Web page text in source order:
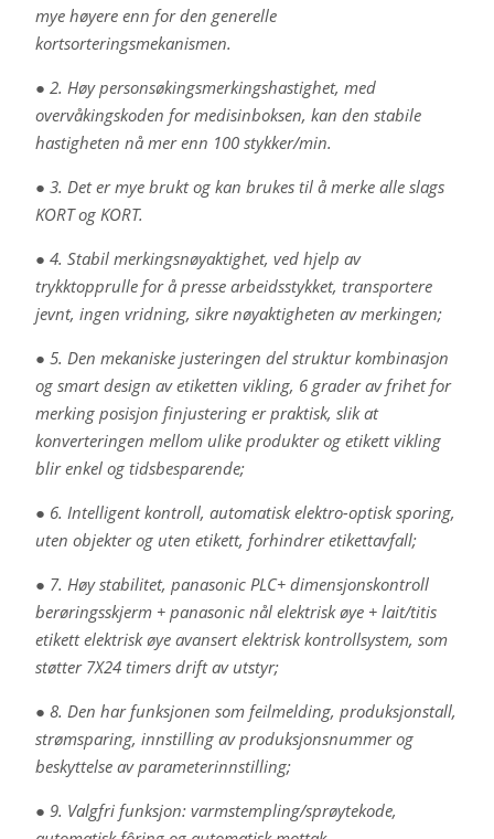
mye høyere enn for den generelle
kortsorteringsmekanismen.
● 2. Høy personsøkingsmerkingshastighet, med
overvåkingskoden for medisinboksen, kan den stabile
hastigheten nå mer enn 100 stykker/min.
● 3. Det er mye brukt og kan brukes til å merke alle slags
KORT og KORT.
● 4. Stabil merkingsnøyaktighet, ved hjelp av
trykktopprulle for å presse arbeidsstykket, transportere
jevnt, ingen vridning, sikre nøyaktigheten av merkingen;
● 5. Den mekaniske justeringen del struktur kombinasjon
og smart design av etiketten vikling, 6 grader av frihet for
merking posisjon finjustering er praktisk, slik at
konverteringen mellom ulike produkter og etikett vikling
blir enkel og tidsbesparende;
● 6. Intelligent kontroll, automatisk elektro-optisk sporing,
uten objekter og uten etikett, forhindrer etikettavfall;
● 7. Høy stabilitet, panasonic PLC+ dimensjonskontroll
berøringsskjerm + panasonic nål elektrisk øye + lait/titis
etikett elektrisk øye avansert elektrisk kontrollsystem, som
støtter 7X24 timers drift av utstyr;
● 8. Den har funksjonen som feilmelding, produksjonstall,
strømsparing, innstilling av produksjonsnummer og
beskyttelse av parameterinnstilling;
● 9. Valgfri funksjon: varmstempling/sprøytekode,